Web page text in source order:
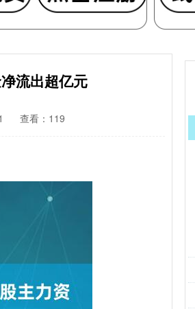
流出超亿元
查看：119